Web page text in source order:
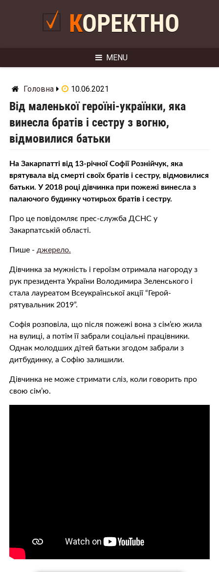
КОРЕКТНО
MENU
Головна 10.06.2021
Від маленької героїні-українки, яка
винесла братів і сестру з вогню,
відмовилися батьки
На Закарпатті від 13-річної Софії Рознійчук, яка
врятувала від смерті своїх братів і сестру, відмовилися
батьки. У 2018 році дівчинка при пожежі винесла з
палаючого будинку чотирьох братів і сестру.
Про це повідомляє прес-служба ДСНС у
Закарпатській області.
Пише - джерело.
Дівчинка за мужність і героїзм отримала нагороду з
рук президента України Володимира Зеленського і
стала лауреатом Всеукраїнської акції “Герой-
рятувальник 2019”.
Софія розповіла, що після пожежі вона з сім’єю жила
на вулиці, а потім її забрали соціальні працівники.
Однак молодших дітей батьки згодом забрали з
дитбудинку, а Софію залишили.
Дівчинка не може стримати сліз, коли говорить про
свою сім’ю.